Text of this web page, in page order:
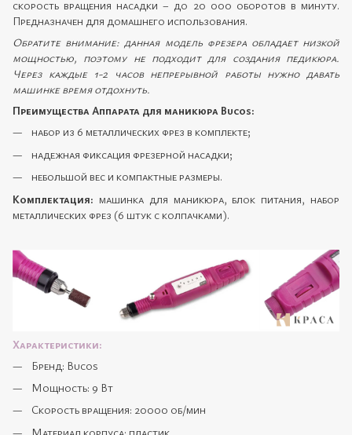
скорость вращения насадки – до 20 000 оборотов в минуту.
Предназначен для домашнего использования.
Обратите внимание: данная модель фрезера обладает низкой
мощностью, поэтому не подходит для создания педикюра.
Через каждые 1-2 часов непрерывной работы нужно давать
машинке время отдохнуть.
Преимущества Аппарата для маникюра Bucos:
набор из 6 металлических фрез в комплекте;
надежная фиксация фрезерной насадки;
небольшой вес и компактные размеры.
Комплектация: машинка для маникюра, блок питания, набор
металлических фрез (6 штук с колпачками).
Характеристики:
Бренд: Bucos
Мощность: 9 Вт
Скорость вращения: 20000 об/мин